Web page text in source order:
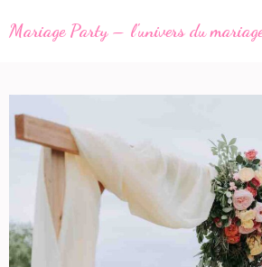
au
(Pressez
Entrée)
Mariage Party – l'univers du